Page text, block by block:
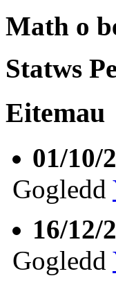
Math o
Statws
Eitemau
01/10/
Gogledd
16/12/
Gogledd